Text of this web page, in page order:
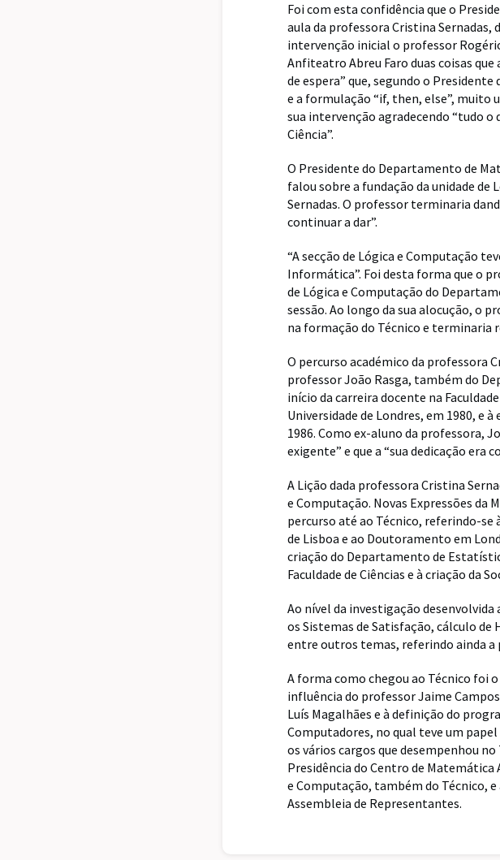
Foi com esta confidência que o
aula da professora Cristina Sernadas,
intervenção inicial o professor
Anfiteatro Abreu Faro duas coisas
de espera” que, segundo o
e a formulação “if, then, else”,
sua intervenção agradecendo “tudo o
Ciência”.
O Presidente do Departamento de
falou sobre a fundação da unidade
Sernadas. O professor terminaria
continuar a dar”.
“A secção de Lógica e Computação
Informática”. Foi desta forma que o
de Lógica e Computação do
sessão. Ao longo da sua alocução, o
na formação do Técnico e terminaria
O percurso académico da professora
professor João Rasga, também do
início da carreira docente na
Universidade de Londres, em 1980, e
1986. Como ex-aluno da professora,
exigente” e que a “sua dedicação era
A Lição dada professora Cristina
e Computação. Novas Expressões da
percurso até ao Técnico, referindo-se
de Lisboa e ao Doutoramento em
criação do Departamento de
Faculdade de Ciências e à criação da
Ao nível da investigação
os Sistemas de Satisfação, cálculo
entre outros temas, referindo ainda a
A forma como chegou ao Técnico foi
influência do professor Jaime
Luís Magalhães e à definição do
Computadores, no qual teve um
os vários cargos que desempenhou
Presidência do Centro de Matemática
e Computação, também do Técnico,
Assembleia de Representantes.